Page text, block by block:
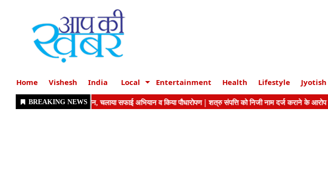
Home Vishesh India Local Entertainment Health Lifestyle Jyotish